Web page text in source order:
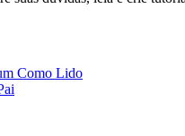
Como Lido